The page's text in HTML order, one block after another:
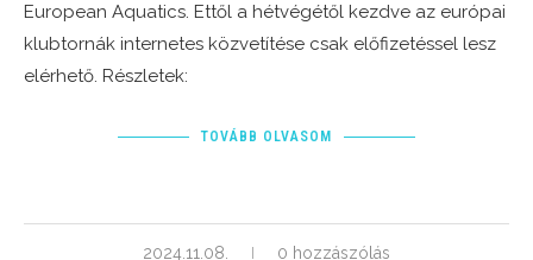
European Aquatics. Ettől a hétvégétől kezdve az európai
klubtornák internetes közvetítése csak előfizetéssel lesz
elérhető. Részletek:
TOVÁBB OLVASOM
2024.11.08. 0 hozzászólás